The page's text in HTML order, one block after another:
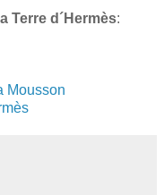
Terre d´Hermès:
Mousson